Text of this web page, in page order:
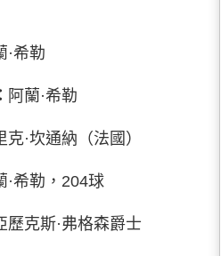
·希勒
阿蘭·希勒
克·坎通納（法國）
·希勒，204球
歷克斯·弗格森爵士